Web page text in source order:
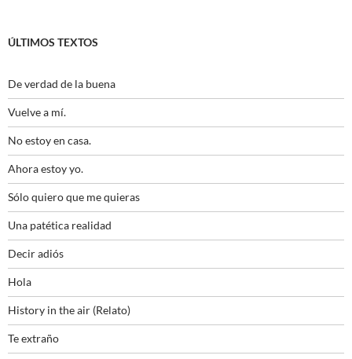
ÚLTIMOS TEXTOS
De verdad de la buena
Vuelve a mí.
No estoy en casa.
Ahora estoy yo.
Sólo quiero que me quieras
Una patética realidad
Decir adiós
Hola
History in the air (Relato)
Te extraño